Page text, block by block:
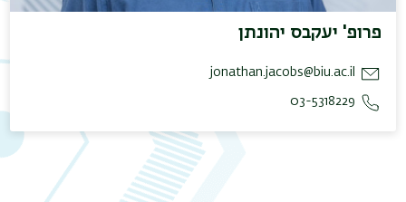
פרופ' יעקבס יהונתן
jonathan.jacobs@biu.ac.il
03-5318229